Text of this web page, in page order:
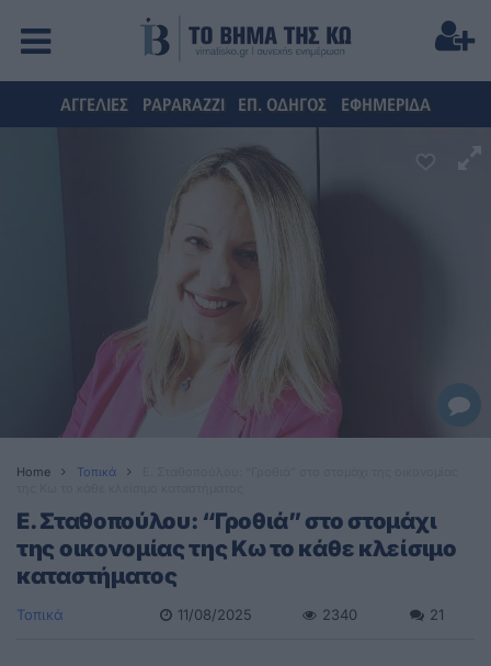
ΑΓΓΕΛΙΕΣ PAPARAZZI ΕΠ. ΟΔΗΓΟΣ ΕΦΗΜΕΡΙΔΑ
Home Τοπικά
E. Σταθοπούλου: “Γροθιά” στο στομάχι
της οικονομίας της Κω το κάθε κλείσιμο
καταστήματος
Τοπικά 11/08/2025 2340 21